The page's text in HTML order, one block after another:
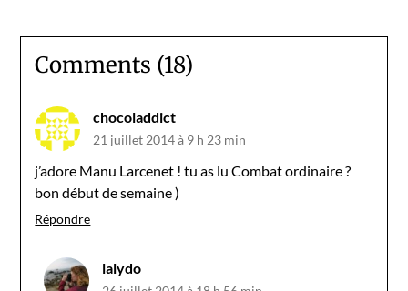
Comments (18)
chocoladdict
21 juillet 2014 à 9 h 23 min
j’adore Manu Larcenet ! tu as lu Combat ordinaire ?
bon début de semaine )
Répondre
lalydo